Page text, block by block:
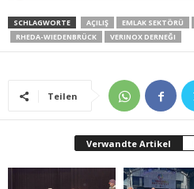
SCHLAGWORTE AÇILIŞ EMLAK SEKTÖRÜ
RHEDA-WIEDENBRÜCK
VERINOX DERNEĞI
Teilen
Verwandte Artikel